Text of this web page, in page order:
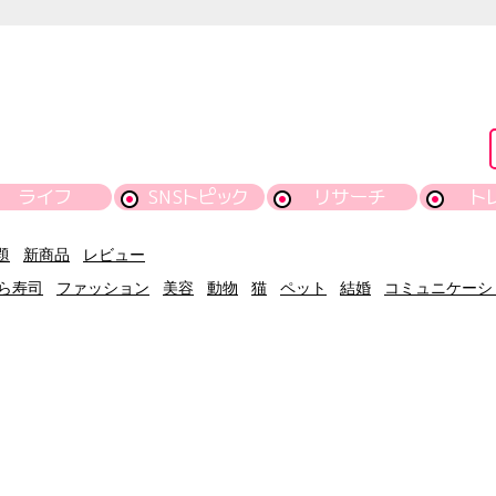
ライフ SNSトピック リサーチ ト
新商品
レビュー
寿司
ファッション 美容 動物 猫 ペット 結婚 コミュニケー